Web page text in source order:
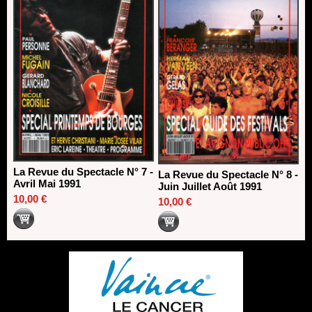
La Revue du Spectacle N° 7 -
Avril Mai 1991
10,00 €
La Revue du Spectacle N° 8 -
Juin Juillet Août 1991
10,00 €